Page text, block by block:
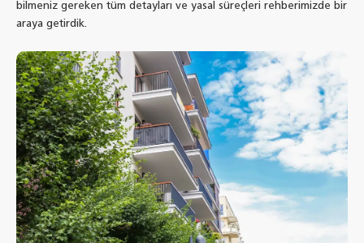
bilmeniz gereken tüm detayları ve yasal süreçleri rehberimizde bir
araya getirdik.